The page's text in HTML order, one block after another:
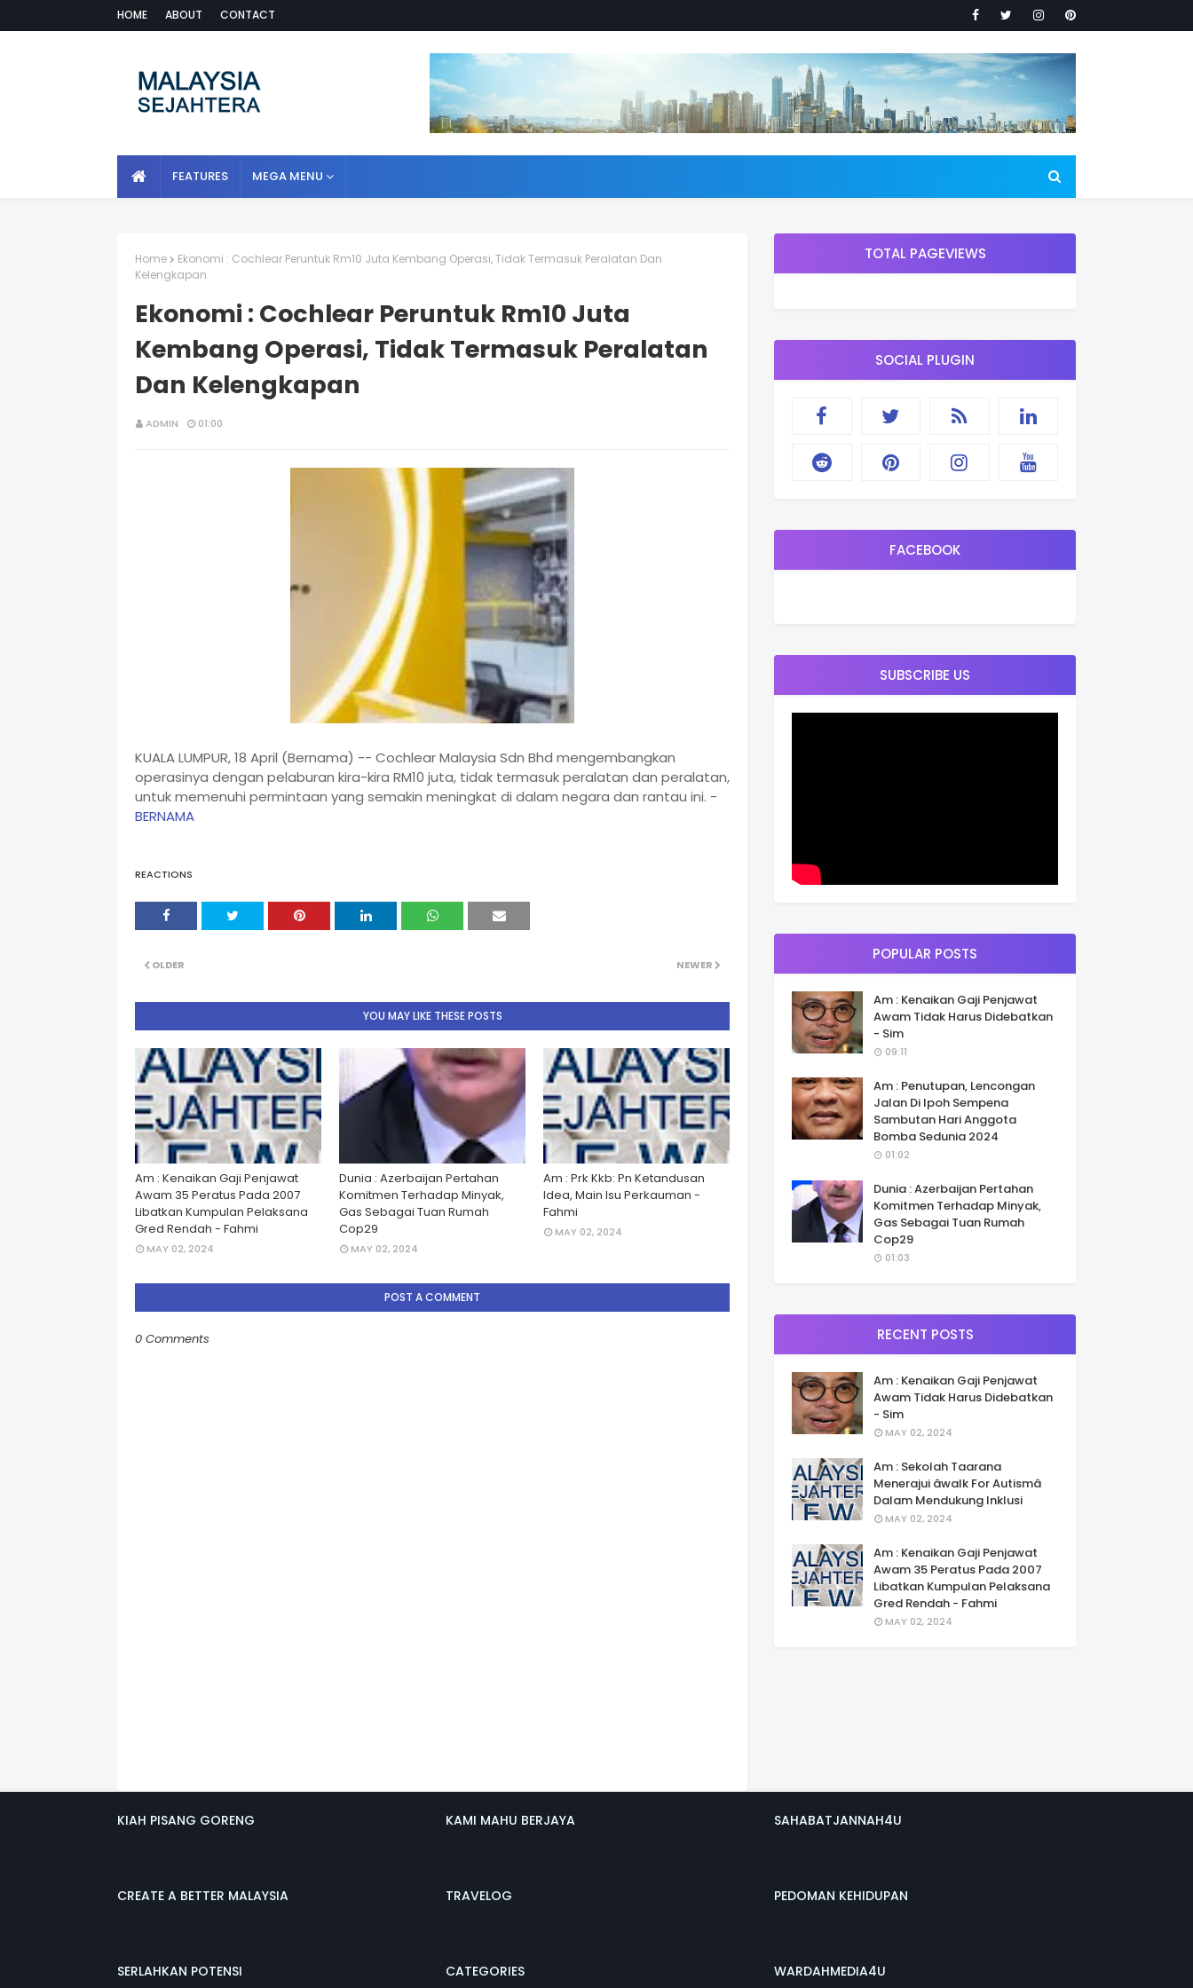
HOME ABOUT CONTACT
FEATURES MEGA MENU
Home
Ekonomi : Cochlear Peruntuk Rm10 Juta Kembang Operasi, Tidak Termasuk Peralatan Dan
Kelengkapan
Ekonomi : Cochlear Peruntuk Rm10 Juta
Kembang Operasi, Tidak Termasuk Peralatan
Dan Kelengkapan
ADMIN 01:00
KUALA LUMPUR, 18 April (Bernama) -- Cochlear Malaysia Sdn Bhd mengembangkan
operasinya dengan pelaburan kira-kira RM10 juta, tidak termasuk peralatan dan peralatan,
untuk memenuhi permintaan yang semakin meningkat di dalam negara dan rantau ini. -
BERNAMA
REACTIONS
NEWER
OLDER
YOU MAY LIKE THESE POSTS
Am : Kenaikan Gaji Penjawat
Awam 35 Peratus Pada 2007
Libatkan Kumpulan Pelaksana
Gred Rendah - Fahmi
MAY 02, 2024
Dunia : Azerbaijan Pertahan
Komitmen Terhadap Minyak,
Gas Sebagai Tuan Rumah
Cop29
MAY 02, 2024
Am : Prk Kkb: Pn Ketandusan
Idea, Main Isu Perkauman -
Fahmi
MAY 02, 2024
POST A COMMENT
0 Comments
TOTAL PAGEVIEWS
SOCIAL PLUGIN
FACEBOOK
SUBSCRIBE US
POPULAR POSTS
Am : Kenaikan Gaji Penjawat
Awam Tidak Harus Didebatkan
- Sim
09:11
Am : Penutupan, Lencongan
Jalan Di Ipoh Sempena
Sambutan Hari Anggota
Bomba Sedunia 2024
01:02
Dunia : Azerbaijan Pertahan
Komitmen Terhadap Minyak,
Gas Sebagai Tuan Rumah
Cop29
01:03
RECENT POSTS
Am : Kenaikan Gaji Penjawat
Awam Tidak Harus Didebatkan
- Sim
MAY 02, 2024
Am : Sekolah Taarana
Menerajui âwalk For Autismâ
Dalam Mendukung Inklusi
MAY 02, 2024
Am : Kenaikan Gaji Penjawat
Awam 35 Peratus Pada 2007
Libatkan Kumpulan Pelaksana
Gred Rendah - Fahmi
MAY 02, 2024
KIAH PISANG GORENG
CREATE A BETTER MALAYSIA
SERLAHKAN POTENSI
KAMI MAHU BERJAYA
TRAVELOG
CATEGORIES
SAHABATJANNAH4U
PEDOMAN KEHIDUPAN
WARDAHMEDIA4U